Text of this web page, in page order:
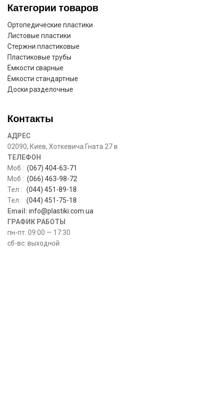
Категории товаров
Ортопедические пластики
Листовые пластики
Стержни пластиковые
Пластиковые трубы
Ёмкости сварные
Ёмкости стандартные
Доски разделочные
Контакты
АДРЕС
02090, Киев, Хоткевича Гната 27 в
ТЕЛЕФОН
Моб : (067) 404-63-71
Моб : (066) 463-98-72
Тел : (044) 451-89-18
Тел :
(044) 451-75-18
Email: info@plastiki.com.ua
ГРАФИК РАБОТЫ
пн-пт: 09:00 — 17:30
сб-вс: выходной